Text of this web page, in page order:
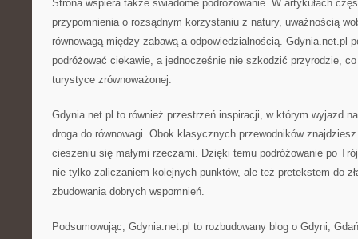
Strona wspiera także świadome podróżowanie. W artykułach
przypomnienia o rozsądnym korzystaniu z natury, uważnością
równowagą między zabawą a odpowiedzialnością. Gdynia.net.pl
podróżować ciekawie, a jednocześnie nie szkodzić przyrodzie,
turystyce zrównoważonej.
Gdynia.net.pl to również przestrzeń inspiracji, w którym wyjazd
droga do równowagi. Obok klasycznych przewodników
cieszeniu się małymi rzeczami. Dzięki temu podróżowanie po
nie tylko zaliczaniem kolejnych punktów, ale też pretekstem do
zbudowania dobrych wspomnień.
Podsumowując, Gdynia.net.pl to rozbudowany blog o Gdyni,